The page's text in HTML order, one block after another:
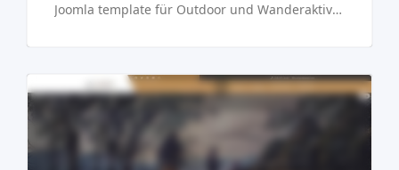
Joomla template für Outdoor und Wanderaktivitäten